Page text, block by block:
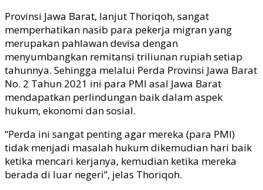
Provinsi Jawa Barat, lanjut Thoriqoh, sangat
memperhatikan nasib para pekerja migran yang
merupakan pahlawan devisa dengan
menyumbangkan remitansi triliunan rupiah setiap
tahunnya. Sehingga melalui Perda Provinsi Jawa Barat
No. 2 Tahun 2021 ini para PMI asal Jawa Barat
mendapatkan perlindungan baik dalam aspek
hukum, ekonomi dan sosial.
“Perda ini sangat penting agar mereka (para PMI)
tidak menjadi masalah hukum dikemudian hari baik
ketika mencari kerjanya, kemudian ketika mereka
berada di luar negeri”, jelas Thoriqoh.